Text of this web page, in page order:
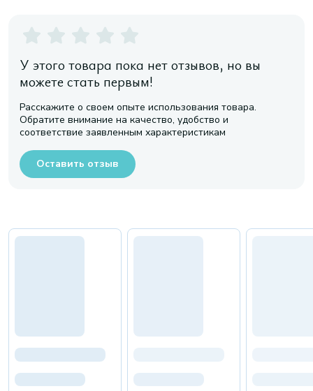
У этого товара пока нет отзывов, но вы
можете стать первым!
Расскажите о своем опыте использования товара.
Обратите внимание на качество, удобство и
соответствие заявленным характеристикам
Оставить отзыв